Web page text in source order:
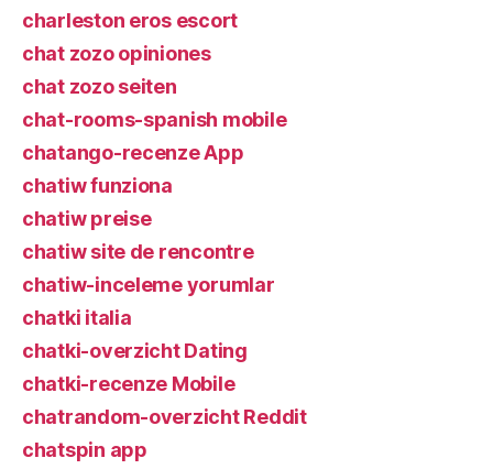
charleston eros escort
chat zozo opiniones
chat zozo seiten
chat-rooms-spanish mobile
chatango-recenze App
chatiw funziona
chatiw preise
chatiw site de rencontre
chatiw-inceleme yorumlar
chatki italia
chatki-overzicht Dating
chatki-recenze Mobile
chatrandom-overzicht Reddit
chatspin app